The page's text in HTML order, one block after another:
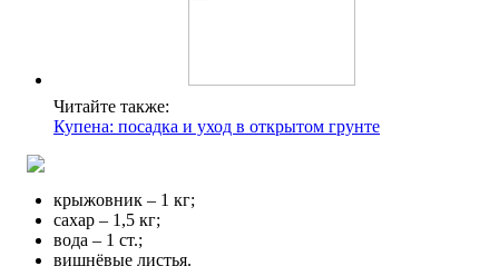
Читайте также:
Купена: посадка и уход в открытом грунте
крыжовник – 1 кг;
сахар – 1,5 кг;
вода – 1 ст.;
вишнёвые листья.